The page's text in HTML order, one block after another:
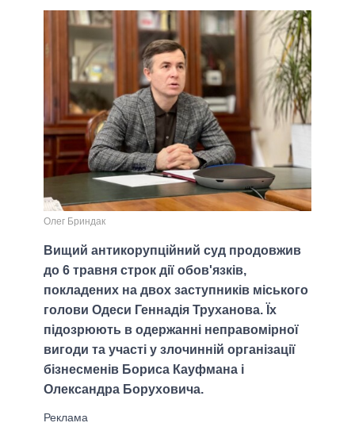
Олег Бриндак
Вищий антикорупційний суд продовжив
до 6 травня строк дії обов'язків,
покладених на двох заступників міського
голови Одеси Геннадія Труханова. Їх
підозрюють в одержанні неправомірної
вигоди та участі у злочинній організації
бізнесменів Бориса Кауфмана і
Олександра Боруховича.